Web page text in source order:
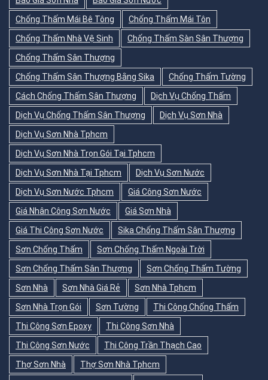
Chống Thấm Mái Bê Tông
Chống Thấm Mái Tôn
Chống Thấm Nhà Vệ Sinh
Chống Thấm Sàn Sân Thượng
Chống Thấm Sân Thượng
Chống Thấm Sân Thượng Bằng Sika
Chống Thấm Tường
Cách Chống Thấm Sân Thượng
Dịch Vụ Chống Thấm
Dịch Vụ Chống Thấm Sân Thượng
Dịch Vụ Sơn Nhà
Dịch Vụ Sơn Nhà Tphcm
Dịch Vụ Sơn Nhà Trọn Gói Tại Tphcm
Dịch Vụ Sơn Nhà Tại Tphcm
Dịch Vụ Sơn Nước
Dịch Vụ Sơn Nước Tphcm
Giá Công Sơn Nước
Giá Nhân Công Sơn Nước
Giá Sơn Nhà
Giá Thi Công Sơn Nước
Sika Chống Thấm Sân Thượng
Sơn Chống Thấm
Sơn Chống Thấm Ngoài Trời
Sơn Chống Thấm Sân Thượng
Sơn Chống Thấm Tường
Sơn Nhà
Sơn Nhà Giá Rẻ
Sơn Nhà Tphcm
Sơn Nhà Trọn Gói
Sơn Tường
Thi Công Chống Thấm
Thi Công Sơn Epoxy
Thi Công Sơn Nhà
Thi Công Sơn Nước
Thi Công Trần Thạch Cao
Thợ Sơn Nhà
Thợ Sơn Nhà Tphcm